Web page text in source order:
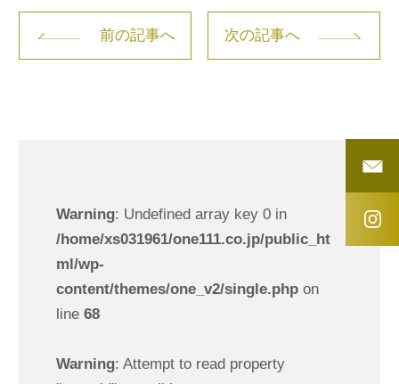
前の記事へ 次の記事へ
Warning: Undefined array key 0 in
/home/xs031961/one111.co.jp/public_ht
ml/wp-
content/themes/one_v2/single.phpon
line 68
Warning: Attempt to read property